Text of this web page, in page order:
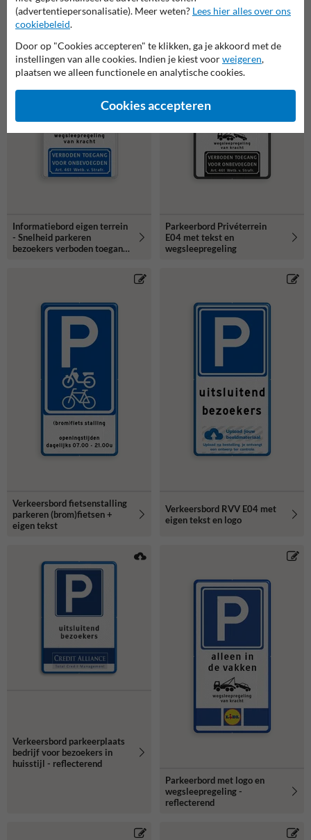
Informatiebord eigen terrein
- Snelheid parkeren
bezoekers verboden toegang
Parkeerbord Privéterrein
E04 met tekst en
wegsleepregeling
Verkeersbord fietsenstalling
parkeren (brom)fietsen +
eigen tekst
Verkeersbord RVV E04 met
eigen tekst en logo
Verkeersbord parkeerplaats
bedrijf voor bezoekers in
huisstijl - reflecterend
Parkeerbord met logo en
wegsleepregeling -
reflecterend
(advertentiepersonalisatie). Meer weten? Lees hier alles over ons
cookiebeleid.
Door op "Cookies accepteren" te klikken, ga je akkoord met de
instellingen van alle cookies. Indien je kiest voorweigeren,
plaatsen we alleen functionele en analytische cookies.
Cookies accepteren